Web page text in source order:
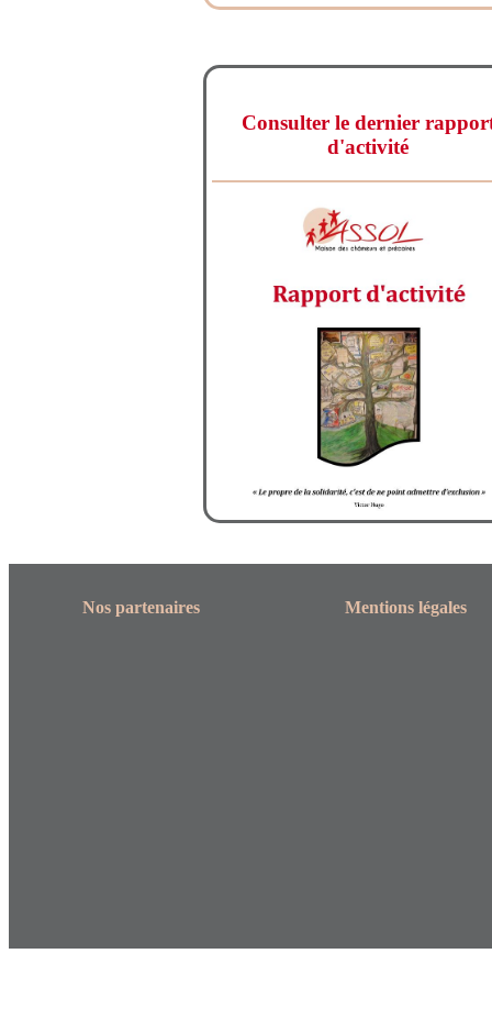
Consulter le dernier
d'activité
Nos partenaires Mentions légales